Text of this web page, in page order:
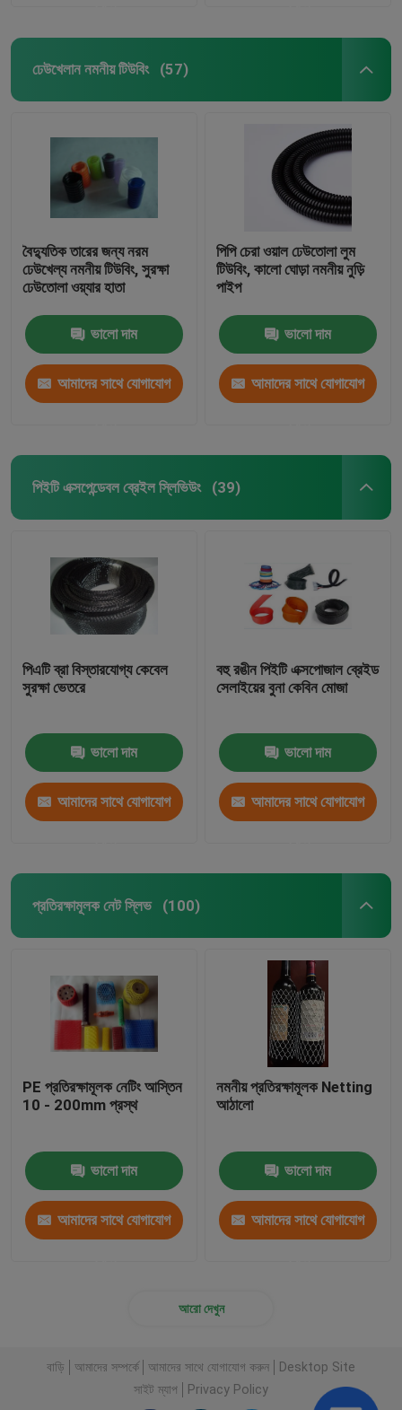
ঢেউখেলান নমনীয় টিউবিং (57)
বৈদ্যুতিক তারের জন্য নরম
ঢেউখেল্য নমনীয় টিউবিং, সুরক্ষা
ঢেউতোলা ওয়্যার হাতা
ভালো দাম
আমাদের সাথে যোগাযোগ
পিপি চেরা ওয়াল ঢেউতোলা লুম
টিউবিং, কালো ঘোড়া নমনীয় নুড়ি
পাইপ
ভালো দাম
আমাদের সাথে যোগাযোগ
পিইটি এক্সপেন্ডেবল ব্রেইল স্লিভিউং (39)
পিএটি ব্রা বিস্তারযোগ্য কেবেল
সুরক্ষা ভেতরে
ভালো দাম
আমাদের সাথে যোগাযোগ
বহু রঙীন পিইটি এক্সপোজাল ব্রেইড
সেলাইয়ের বুনা কেবিন মোজা
ভালো দাম
আমাদের সাথে যোগাযোগ
প্রতিরক্ষামূলক নেট স্লিভ (100)
PE প্রতিরক্ষামূলক নেটিং আস্তিন
10 - 200mm প্রস্থ
ভালো দাম
আমাদের সাথে যোগাযোগ
নমনীয় প্রতিরক্ষামূলক Netting
আঠালো
ভালো দাম
আমাদের সাথে যোগাযোগ
আরো দেখুন
বাড়ি আমাদের সম্পর্কে আমাদের সাথে যোগাযোগ করুন
Desktop Site
সাইট ম্যাপ
Privacy Policy